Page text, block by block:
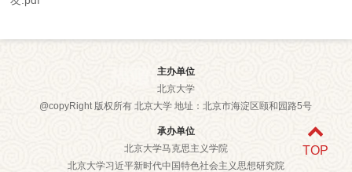
主办单位
北京大学
@copyRight 版权所有 北京大学 地址：北京市海淀区颐和园路5号
承办单位
北京大学马克思主义学院
北京大学习近平新时代中国特色社会主义思想研究院
TOP